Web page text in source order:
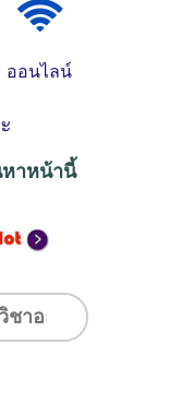
ออนไลน์
หาหน้านี้